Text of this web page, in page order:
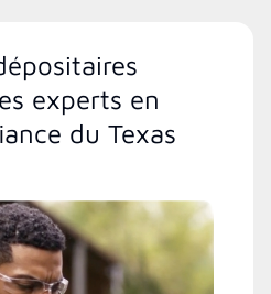
experts en
du Texas